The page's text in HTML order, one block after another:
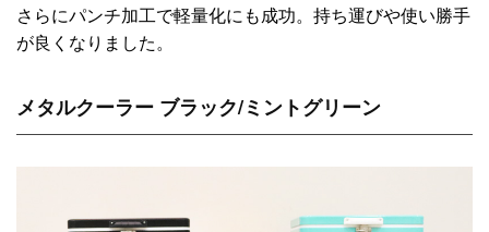
さらにパンチ加工で軽量化にも成功。持ち運びや使い勝手
が良くなりました。
メタルクーラー ブラック/ミントグリーン